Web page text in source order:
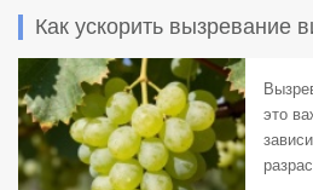
Как ускорить вызревание
это